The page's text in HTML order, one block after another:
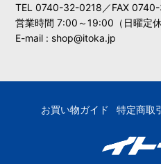
TEL 0740-32-0218／FAX
営業時間 7:00～19:00（日曜定休
E-mail : shop@itoka.jp
お買い物ガイド 特定商取